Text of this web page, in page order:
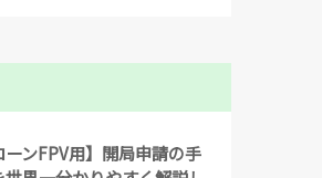
ーンFPV用】開局申請の手